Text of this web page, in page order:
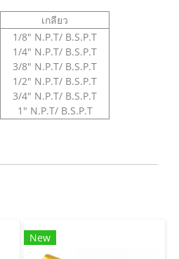
เกลียว
1/8" N.P.T/ B.S.P.T
1/4" N.P.T/ B.S.P.T
3/8" N.P.T/ B.S.P.T
1/2" N.P.T/ B.S.P.T
3/4" N.P.T/ B.S.P.T
1" N.P.T/ B.S.P.T
New